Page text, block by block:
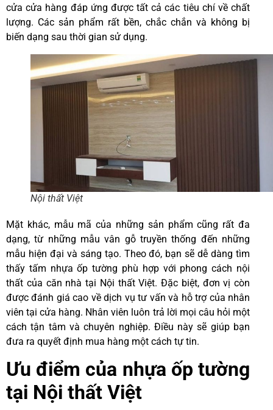
cửa cửa hàng đáp ứng được tất cả các tiêu chí về chất
lượng. Các sản phẩm rất bền, chắc chắn và không bị
biến dạng sau thời gian sử dụng.
Nội thất Việt
Mặt khác, mẫu mã của những sản phẩm cũng rất đa
dạng, từ những mẫu vân gỗ truyền thống đến những
mẫu hiện đại và sáng tạo. Theo đó, bạn sẽ dễ dàng tìm
thấy tấm nhựa ốp tường phù hợp với phong cách nội
thất của căn nhà tại Nội thất Việt. Đặc biệt, đơn vị còn
được đánh giá cao về dịch vụ tư vấn và hỗ trợ của nhân
viên tại cửa hàng. Nhân viên luôn trả lời mọi câu hỏi một
cách tận tâm và chuyên nghiệp. Điều này sẽ giúp bạn
đưa ra quyết định mua hàng một cách tự tin.
Ưu điểm của nhựa ốp tường
tại Nội thất Việt